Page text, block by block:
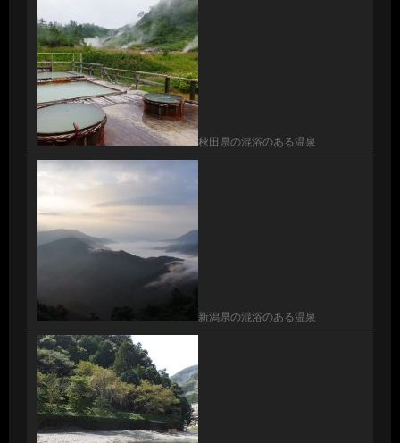
秋田県の混浴のある温泉
新潟県の混浴のある温泉